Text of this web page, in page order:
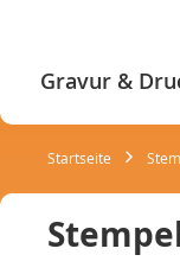
Gravur &
Startseite